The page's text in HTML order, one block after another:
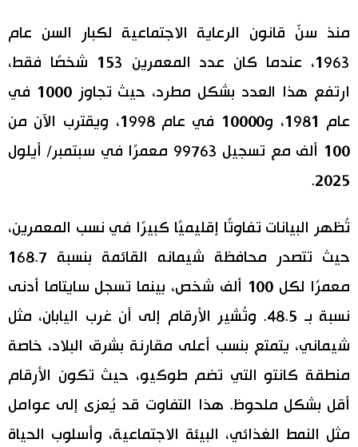
منذ سنّ قانون الرعاية الاجتماعية لكبار السن عام
1963، عندما كان عدد المعمرين 153 شخصًا فقط،
ارتفع هذا العدد بشكل مطرد، حيث تجاوز 1000 في
عام 1981، و10000 في عام 1998، ويقترب الآن من
100 ألف مع تسجيل 99763 معمرًا في سبتمبر/ أيلول
2025.
تُظهر البيانات تفاوتًا إقليميًا كبيرًا في نسب المعمرين،
حيث تتصدر محافظة شيمانه القائمة بنسبة 168.7
معمرًا لكل 100 ألف شخص، بينما تسجل سايتاما أدنى
نسبة بـ 48.5. وتُشير الأرقام إلى أن غرب اليابان، مثل
شيماني، يتمتع بنسب أعلى مقارنة بشرق البلاد، خاصة
منطقة كانتو التي تضم طوكيو، حيث تكون الأرقام
أقل بشكل ملحوظ. هذا التفاوت قد يُعزى إلى عوامل
مثل النمط الغذائي، البيئة الاجتماعية، وأسلوب الحياة